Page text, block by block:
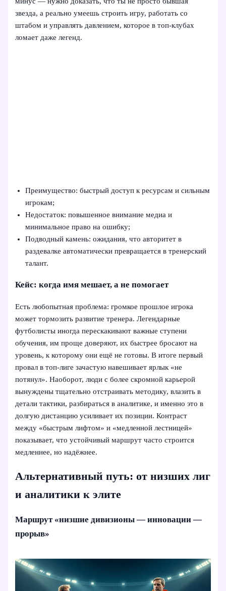
звезда, а реально умеешь строить игру, работать со
штабом и управлять давлением, которое в топ-клубах
ломает даже легенд.
Преимущество: быстрый доступ к ресурсам и сильным
игрокам;
Недостаток: повышенное внимание медиа и
минимальное право на ошибку;
Подводный камень: ожидания, что авторитет в
раздевалке автоматически превращается в тренерский
талант.
Кейс: когда имя мешает, а не помогает
Есть любопытная проблема: громкое прошлое игрока
может тормозить развитие тренера. Легендарные
футболисты иногда перескакивают важные ступени
обучения, им проще доверяют, их быстрее бросают на
уровень, к которому они ещё не готовы. В итоге первый
провал в топ-лиге зачастую навешивает ярлык «не
потянул». Наоборот, люди с более скромной карьерой
вынуждены тщательно отстраивать методику, влазить в
детали тактики, разбираться в аналитике, и именно это в
долгую дистанцию усиливает их позиции. Контраст
между «быстрым лифтом» и «медленной лестницей»
показывает, что устойчивый маршрут часто строится
медленнее, но надёжнее.
Альтернативный путь: от низших лиг
и аналитики к элите
Маршрут «низшие дивизионы — инновации —
прорыв»